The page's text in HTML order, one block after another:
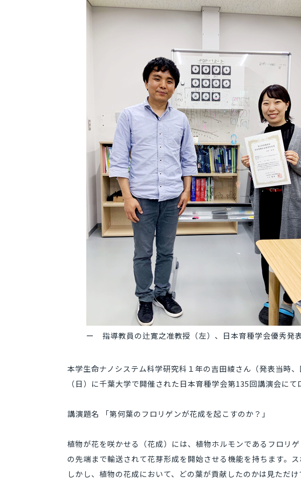
指導教員の辻寛之准教授（左）、日本育種学会優秀発
本学生命ナノシステム科学研究科１年の吉田綾さん（発表当時
（日）に千葉大学で開催された日本育種学会第135回講演会に
講演題名 「第何葉のフロリゲンが花成を起こすのか？」
植物が花を咲かせる（花成）には、植物ホルモンであるフロリ
の先端まで輸送されて花芽形成を開始させる機能を持ちます。
しかし、植物の花成において、どの葉が貢献したのかは見ただ